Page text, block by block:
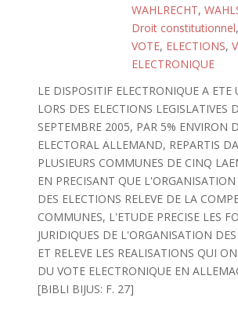
WAHLRECHT,
Droit constitutionnel,
VOTE, ELECTIONS,
ELECTRONIQUE
LE DISPOSITIF ELECTRONIQUE A ETE
LORS DES ELECTIONS LEGISLATIVES
SEPTEMBRE 2005, PAR 5% ENVIRON
ELECTORAL ALLEMAND, REPARTIS
PLUSIEURS COMMUNES DE CINQ
EN PRECISANT QUE
DES ELECTIONS RELEVE DE LA
COMMUNES, L'ETUDE PRECISE LES
JURIDIQUES DE L'ORGANISATION
ET RELEVE LES REALISATIONS QUI
DU VOTE ELECTRONIQUE EN
[BIBLI BIJUS: F. 27]